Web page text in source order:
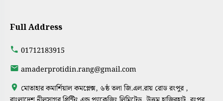
Full Address
01712183915
amaderprotidin.rang@gmail.com
মোতাহার কমার্শিয়াল কমপ্লেক্স, ৬ষ্ঠ তলা জি.এল.রায় রোড রংপুর ,